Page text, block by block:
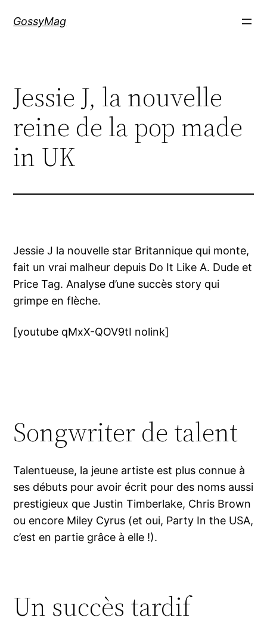
GossyMag
Jessie J, la nouvelle
reine de la pop made
in UK
Jessie J la nouvelle star Britannique qui monte,
fait un vrai malheur depuis Do It Like A. Dude et
Price Tag. Analyse d’une succès story qui
grimpe en flèche.
[youtube qMxX-QOV9tI nolink]
Songwriter de talent
Talentueuse, la jeune artiste est plus connue à
ses débuts pour avoir écrit pour des noms aussi
prestigieux que Justin Timberlake, Chris Brown
ou encore Miley Cyrus (et oui, Party In the USA,
c’est en partie grâce à elle !).
Un succès tardif